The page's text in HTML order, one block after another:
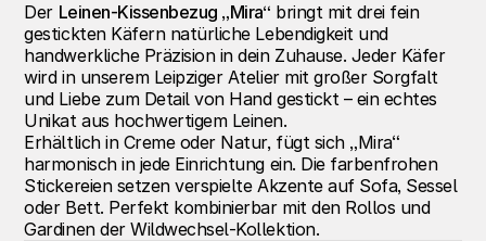
Der Leinen-Kissenbezug „Mira“ bringt mit drei fein
gestickten Käfern natürliche Lebendigkeit und
handwerkliche Präzision in dein Zuhause. Jeder Käfer
wird in unserem Leipziger Atelier mit großer Sorgfalt
und Liebe zum Detail von Hand gestickt – ein echtes
Unikat aus hochwertigem Leinen.
Erhältlich in Creme oder Natur, fügt sich „Mira“
harmonisch in jede Einrichtung ein. Die farbenfrohen
Stickereien setzen verspielte Akzente auf Sofa, Sessel
oder Bett. Perfekt kombinierbar mit den Rollos und
Gardinen der Wildwechsel-Kollektion.